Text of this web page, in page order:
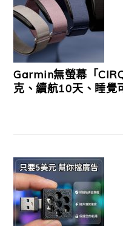
Garmin無螢幕「
克、續航10天、睡覺